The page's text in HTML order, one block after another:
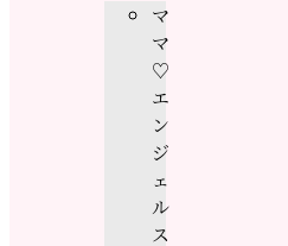
マ
マ
♡
エ
ン
ジ
ェ
ル
ス